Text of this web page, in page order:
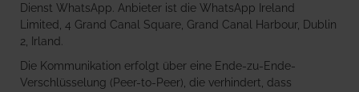
Dienst WhatsApp. Anbieter ist die WhatsApp Ireland
Limited, 4 Grand Canal Square, Grand Canal Harbour, Dublin
2, Irland.
Die Kommunikation erfolgt über eine Ende-zu-Ende-
Verschlüsselung (Peer-to-Peer), die verhindert, dass